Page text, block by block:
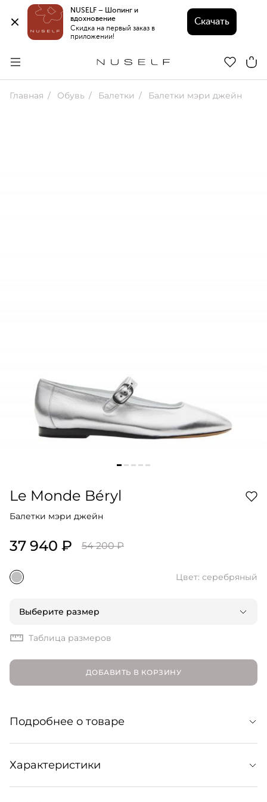
NUSELF – Шопинг и
вдохновение
Скидка на первый заказ в
приложении!
Скачать
Главная Обувь Балетки Балетки мэри джейн
Le Monde Béryl
Балетки мэри джейн
37 940 ₽ 54 200 ₽
Цвет: серебряный
Выберите размер
Таблица размеров
ДОБАВИТЬ В КОРЗИНУ
Подробнее о товаре
Классические балетки с перемычкой в
ностальгическом силуэте мэри джейн. Культовая
модель выполнена из гладкой мягкой кожи в
Характеристики